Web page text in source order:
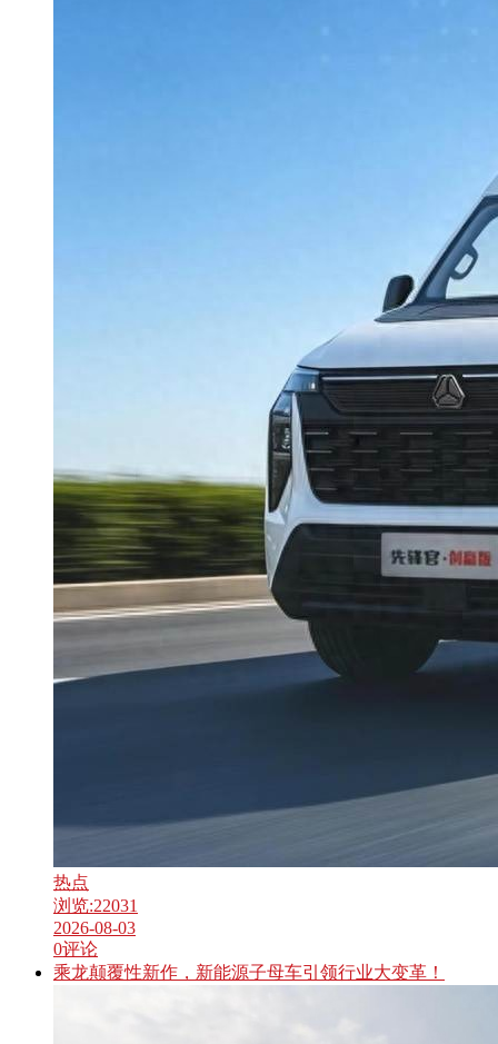
热点
浏览:22031
2026-08-03
0评论
乘龙颠覆性新作，新能源子母车引领行业大变革！